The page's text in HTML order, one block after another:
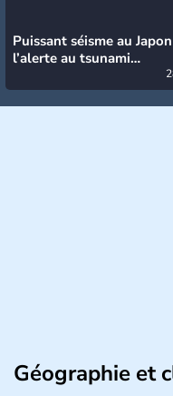
Puissant séisme au
l’alerte au tsunami
Géographie et